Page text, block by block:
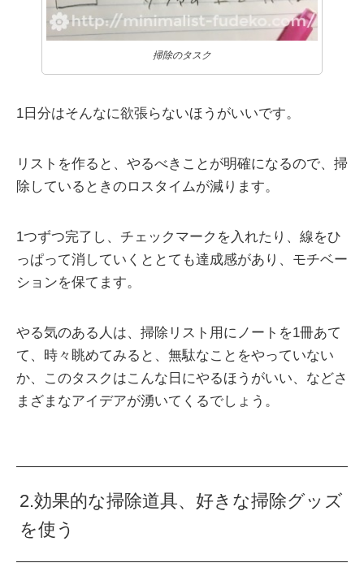
掃除のタスク
1日分はそんなに欲張らないほうがいいです。
リストを作ると、やるべきことが明確になるので、掃
除しているときのロスタイムが減ります。
1つずつ完了し、チェックマークを入れたり、線をひ
っぱって消していくととても達成感があり、モチベー
ションを保てます。
やる気のある人は、掃除リスト用にノートを1冊あて
て、時々眺めてみると、無駄なことをやっていない
か、このタスクはこんな日にやるほうがいい、などさ
まざまなアイデアが湧いてくるでしょう。
2.効果的な掃除道具、好きな掃除グッズ
を使う